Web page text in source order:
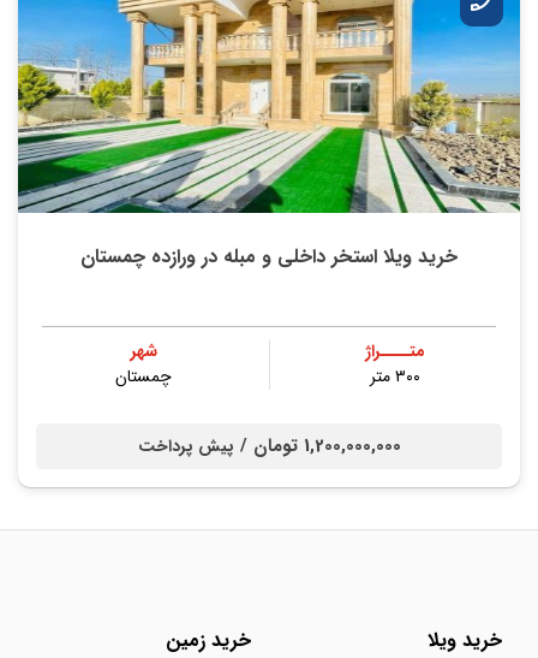
خرید ویلا استخر داخلی و مبله در ورازده چمستان
متــــراژ
۳۰۰ متر
شهر
چمستان
1,200,000,000 تومان / پیش پرداخت
خرید ویلا خرید زمین